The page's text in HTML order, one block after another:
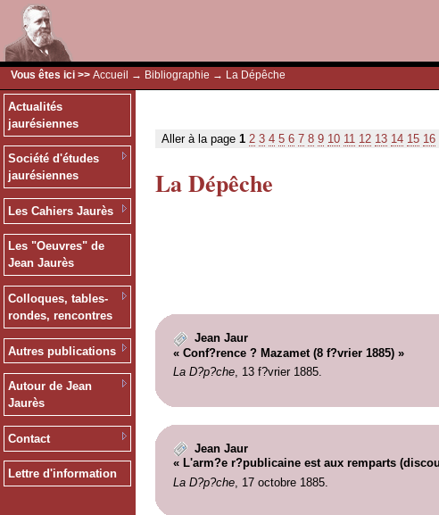
Vous êtes ici >> Accueil → Bibliographie → La Dépêche
Actualités
jaurésiennes
Société d'études
jaurésiennes
Les Cahiers Jaurès
Les "Oeuvres" de
Jean Jaurès
Colloques, tables-
rondes, rencontres
Autres publications
Autour de Jean
Jaurès
Contact
Lettre d'information
Aller à la page 1 2 3 4 5 6 7 8 9 10 11 12 13 14 15 16
La Dépêche
Jean Jaur
« Conf?rence ? Mazamet (8 f?vrier 1885) »
La D?p?che, 13 f?vrier 1885.
Jean Jaur
« L'arm?e r?publicaine est aux remparts
La D?p?che, 17 octobre 1885.